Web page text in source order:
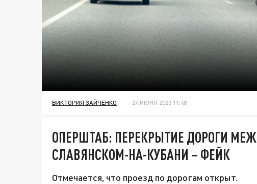
ВИКТОРИЯ ЗАЙЧЕНКО 24 ИЮНЯ 2023 11:48
ОПЕРШТАБ: ПЕРЕКРЫТИЕ ДОРОГИ
СЛАВЯНСКОМ-НА-КУБАНИ – ФЕЙК
Отмечается, что проезд по дорогам открыт.